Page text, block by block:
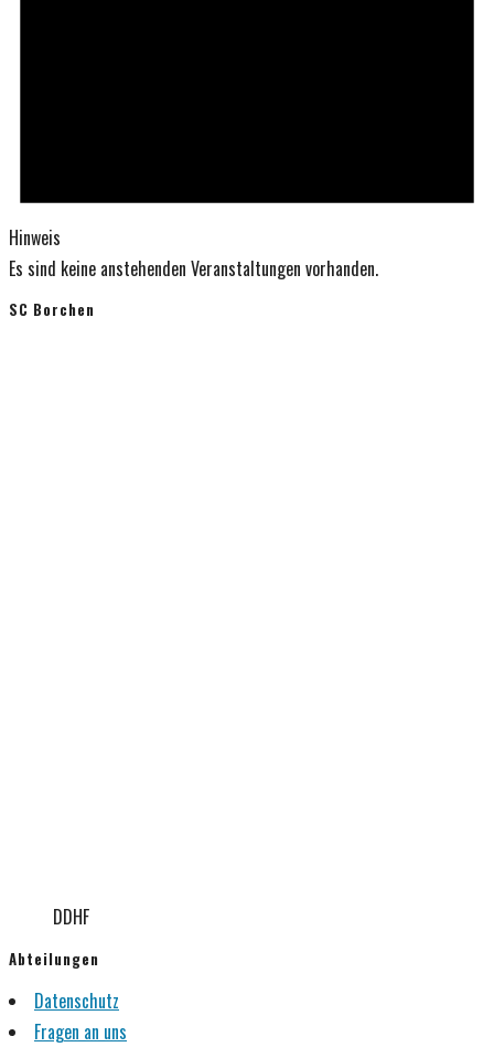
Hinweis
Es sind keine anstehenden Veranstaltungen vorhanden.
SC Borchen
DDHF
Abteilungen
Datenschutz
Fragen an uns